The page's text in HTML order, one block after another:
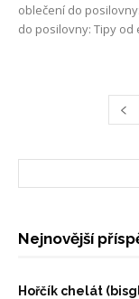
oblečení do
do posilovny: Tipy od
Nejnovější
Hořčík chelát